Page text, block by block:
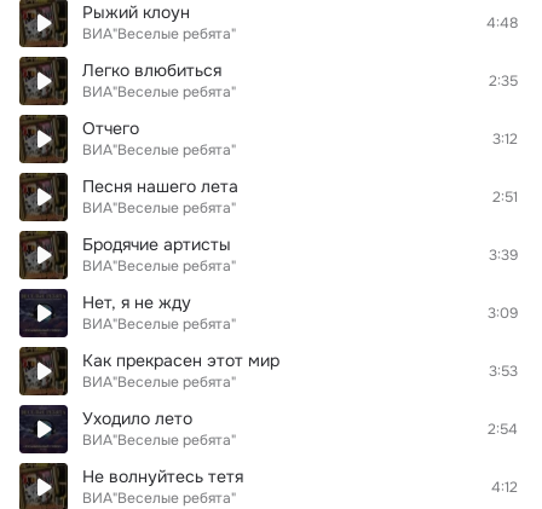
Рыжий клоун
ВИА"Веселые ребята"
4:48
Легко влюбиться
ВИА"Веселые ребята"
2:35
Отчего
ВИА"Веселые ребята"
3:12
Песня нашего лета
ВИА"Веселые ребята"
2:51
Бродячие артисты
ВИА"Веселые ребята"
3:39
Нет, я не жду
ВИА"Веселые ребята"
3:09
Как прекрасен этот мир
ВИА"Веселые ребята"
3:53
Уходило лето
ВИА"Веселые ребята"
2:54
Не волнуйтесь тетя
ВИА"Веселые ребята"
4:12